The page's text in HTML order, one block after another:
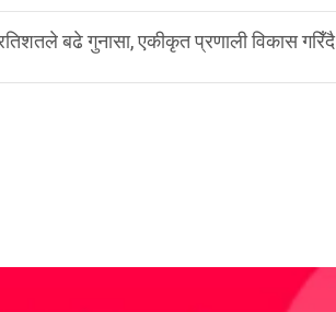
बढे गुनासा, एकीकृत प्रणाली विकास गरिँदै